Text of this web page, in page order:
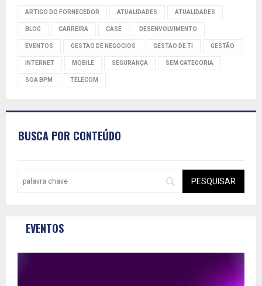
ARTIGO DO FORNECEDOR ATUALIDADES ATUALIDADES
BLOG CARREIRA CASE DESENVOLVIMENTO
EVENTOS GESTAO DE NEGOCIOS GESTAO DE TI GESTÃO
INTERNET MOBILE SEGURANÇA SEM CATEGORIA
SOA BPM TELECOM
BUSCA POR CONTEÚDO
EVENTOS